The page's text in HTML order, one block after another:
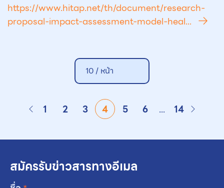
https://www.hitap.net/th/document/research-
proposal-impact-assessment-model-heal...
10 / หน้า
1 2 3 4 5 6 ... 14
สมัครรับข่าวสารทางอีเมล